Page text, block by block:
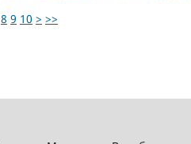
8 9 10 > >>